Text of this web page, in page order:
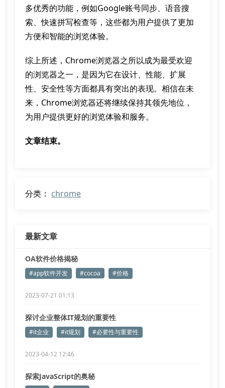
多优秀的功能，例如Google账号同步、语音搜
索、快速拼写检查等，这些都为用户提供了更加
方便和智能的浏览体验。
综上所述，Chrome浏览器之所以成为最受欢迎
的浏览器之一，是因为它在设计、性能、扩展
性、安全性等方面都具有突出的表现。相信在未
来，Chrome浏览器还将继续保持其领先地位，
为用户提供更好的浏览体验和服务。
文章结束。
分类： chrome
最新文章
OA软件价格揭秘
#app软件开发 #cocoa #价格
2023-07-21 01:13
探讨企业整体IT规划的重要性
#it企业 #it规划 #必要性与重要性
2023-04-12 12:46
探索JavaScript的奥秘